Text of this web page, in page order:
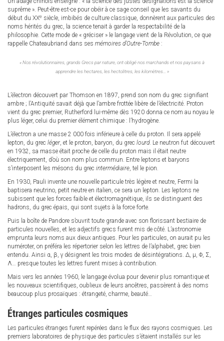
external)
external)
suprême ». Peut-être est-ce pour obéir à ce sage conseil que les savants du
début du XXe siècle, imbibés de culture classique, donnèrent aux particules des
noms hérités du grec, la science tenait à garder la respectabilité de la
philosophie. Cette mode de « gréciser » le langage vient de la Révolution, ce que
rappelle Chateaubriand dans ses mémoires d’Outre-Tombe :
« Nos révolutionnaires, grands Grecs par nature, ont obligé nos marchands et nos paysans à
apprendre les hectares, les hectolitres, les kilomètres… »
L’électron découvert par Thomson en 1897, prend son nom du grec signifiant
ambre ; l’Antiquité savait déjà que l’ambre frottée libère de l’électricité. Proton
vient du grec premier, Rutherford lui-même dès 1920 donna ce nom au noyau le
plus léger, celui du premier élément chimique : l’hydrogène.
L’électron a une masse 2 000 fois inférieure à celle du proton. Il sera appelé
lepton, du grec léger, et le proton, baryon, du grec lourd. Le neutron fut découvert
en 1932, sa masse était proche de celle du proton mais il était neutre
électriquement, d’où son nom plus commun. Entre leptons et baryons
s’interposent les mésons du grec intermédiaire, tel le pion.
En 1930, Pauli invente une nouvelle particule très légère et neutre, Fermi la
baptisera neutrino, petit neutre en italien, ce sera un lepton. Les leptons ne
subissent que les forces faible et électromagnétique, ils se distinguent des
hadrons, du grec épais, qui sont sujets à la force forte.
Puis la boîte de Pandore s’ouvrit toute grande avec son florissant bestiaire de
particules nouvelles, et les adjectifs grecs furent mis de côté. L’astronomie
emprunta leurs noms aux dieux antiques. Pour les particules, on aurait pu les
numéroter, on préféra les répertorier selon les lettres de l’alphabet, grec bien
entendu. Ainsi α, β, γ désignent les trois modes de désintégrations. Δ, μ, Φ, Σ,
Λ… presque toutes les lettres furent mises à contribution.
Mais vers les années 1960, le langage évolua pour devenir plus romantique et
les nouveaux scientifiques, oublieux de leurs ancêtres, passèrent à des noms
beaucoup plus prosaïques : étrangeté, charme, beauté…
Étranges particules cosmiques
Les particules étranges furent repérées dans le flux des rayons cosmiques. Les
premiers laboratoires de physique des particules s’étaient installés sur les